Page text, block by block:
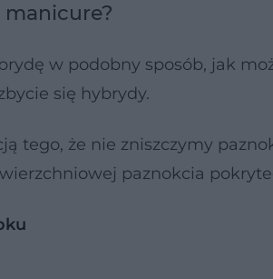
w podobny sposób, jak
się hybrydy.
tego, że nie zniszczymy
paznokcia